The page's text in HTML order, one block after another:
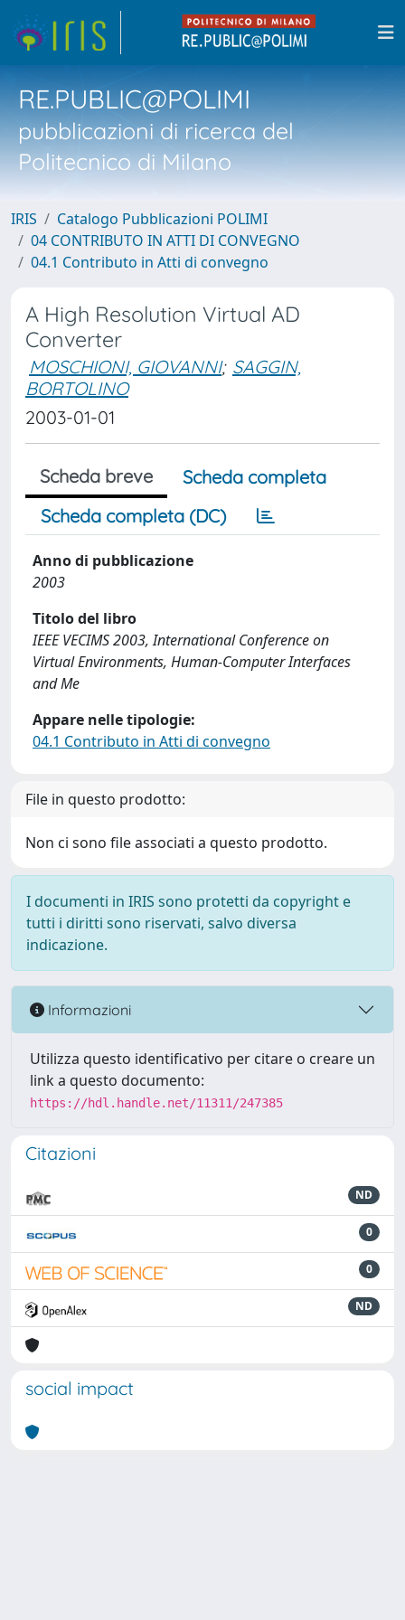
RE.PUBLIC@POLIMI
pubblicazioni di ricerca del
Politecnico di Milano
IRIS
Catalogo Pubblicazioni POLIMI
04 CONTRIBUTO IN ATTI DI CONVEGNO
04.1 Contributo in Atti di convegno
A High Resolution Virtual AD
Converter
MOSCHIONI, GIOVANNI; SAGGIN,
BORTOLINO
2003-01-01
Scheda breve
Scheda completa
Scheda completa (DC)
Anno di pubblicazione
2003
Titolo del libro
IEEE VECIMS 2003, International Conference on
Virtual Environments, Human-Computer Interfaces
and Me
Appare nelle tipologie:
04.1 Contributo in Atti di convegno
File in questo prodotto:
Non ci sono file associati a questo prodotto.
I documenti in IRIS sono protetti da copyright e
tutti i diritti sono riservati, salvo diversa
indicazione.
Informazioni
Utilizza questo identificativo per citare o creare un
link a questo documento:
https://hdl.handle.net/11311/247385
Citazioni
ND
0
0
ND
social impact